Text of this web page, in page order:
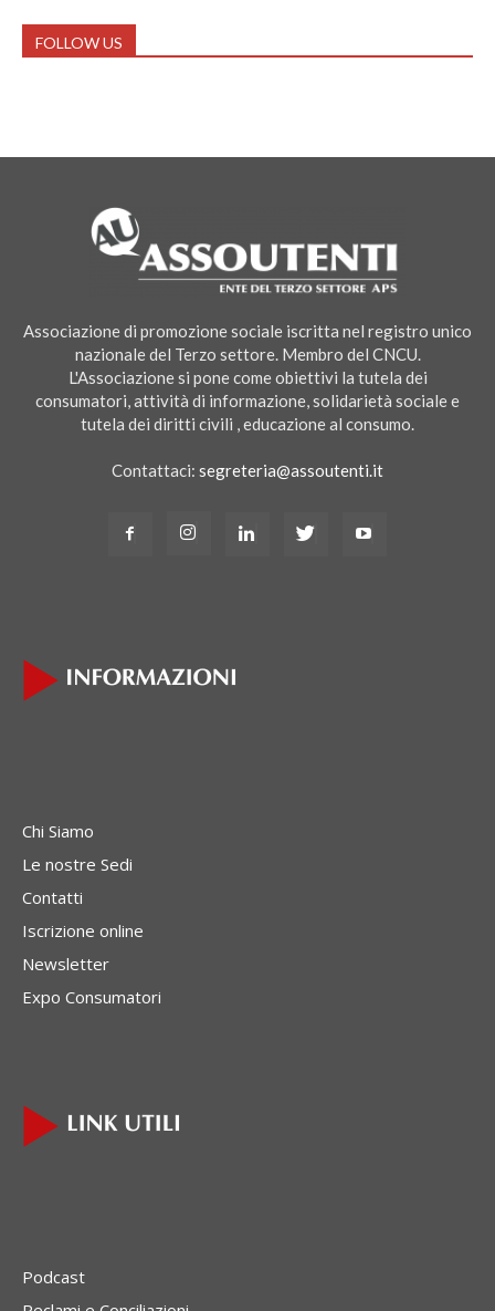
FOLLOW US
Associazione di promozione sociale iscritta nel registro unico
nazionale del Terzo settore. Membro del CNCU.
L'Associazione si pone come obiettivi la tutela dei
consumatori, attività di informazione, solidarietà sociale e
tutela dei diritti civili , educazione al consumo.
Contattaci: segreteria@assoutenti.it
Chi Siamo
Le nostre Sedi
Contatti
Iscrizione online
Newsletter
Expo Consumatori
Podcast